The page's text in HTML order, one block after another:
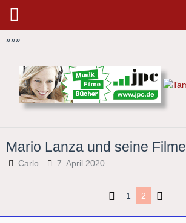
»»»
Mario Lanza und seine Filme
Carlo 7. April 2020
1 2